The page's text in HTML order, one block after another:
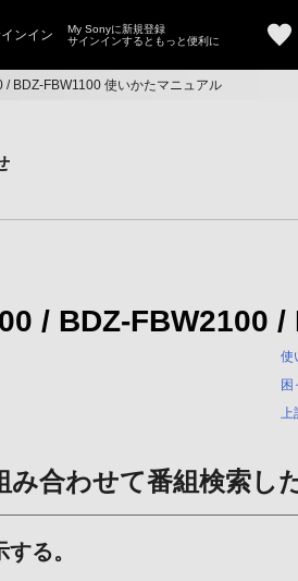
ンイン
My Sonyに新規登録
サインインするともっと便利に
BDZ-FBW1100 使いかたマニュアル
/ BDZ-FBW2100 /
使
困
上
み合わせて番組検索し
る。